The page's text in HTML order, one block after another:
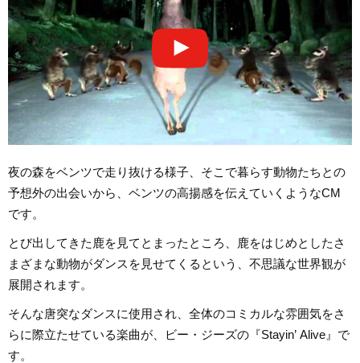
夜の森をベンツで走り抜ける様子、そこで暮らす動物たちとの
予想外の出会いから、ベンツの高揚感を伝えていくようなCM
です。
とび出してきた鹿を見てとまったところ、鹿をはじめとしたさ
まざまな動物がダンスを見せてくるという、不思議な世界観が
展開されます。
そんな唐突なダンスに使用され、全体のコミカルな雰囲気をさ
らに際立たせている楽曲が、ビー・ジーズの『Stayin’ Alive』で
す。